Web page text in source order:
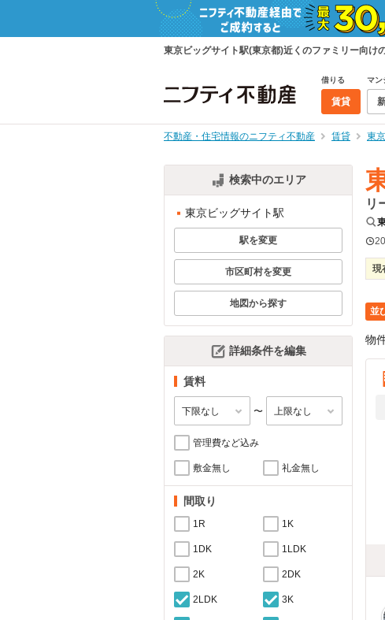
東京ビッグサイト駅(東京都)近くのファミリー向け
借りる
賃貸
マン
不動産・住宅情報のニフティ不動産 賃貸 東
検索中のエリア
東京ビッグサイト駅
駅を変更
市区町村を変更
地図から探す
詳細条件を編集
賃料
〜
管理費など込み
敷金無し 礼金無し
間取り
1R 1K
1DK 1LDK
2K 2DK
2LDK 3K
リ
現
並
物